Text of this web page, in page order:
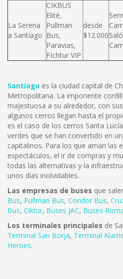
La Serena
a Santiago
CIKBUS
Elité,
Pullman
Bus,
Paravias,
FIchtur VIP
desde
$12.000
Santiago es la ciudad capital de
Metropolitana. La imponente
majestuosa a su alrededor, con
algunos cerros llegan hasta el
es el caso de los cerros Santa
verdes que se han convertido en
capitalinos. Para los que aman las
espectáculos, el ir de compras y
todas las alternativas y la
unos días inolvidables.
Las empresas de buses que
Bus, Pullman Bus, Condor Bus,
Bus, Ciktur, Buses JAC, Buses
Los terminales principales de
Terminal San Borja, Terminal
Heroes.